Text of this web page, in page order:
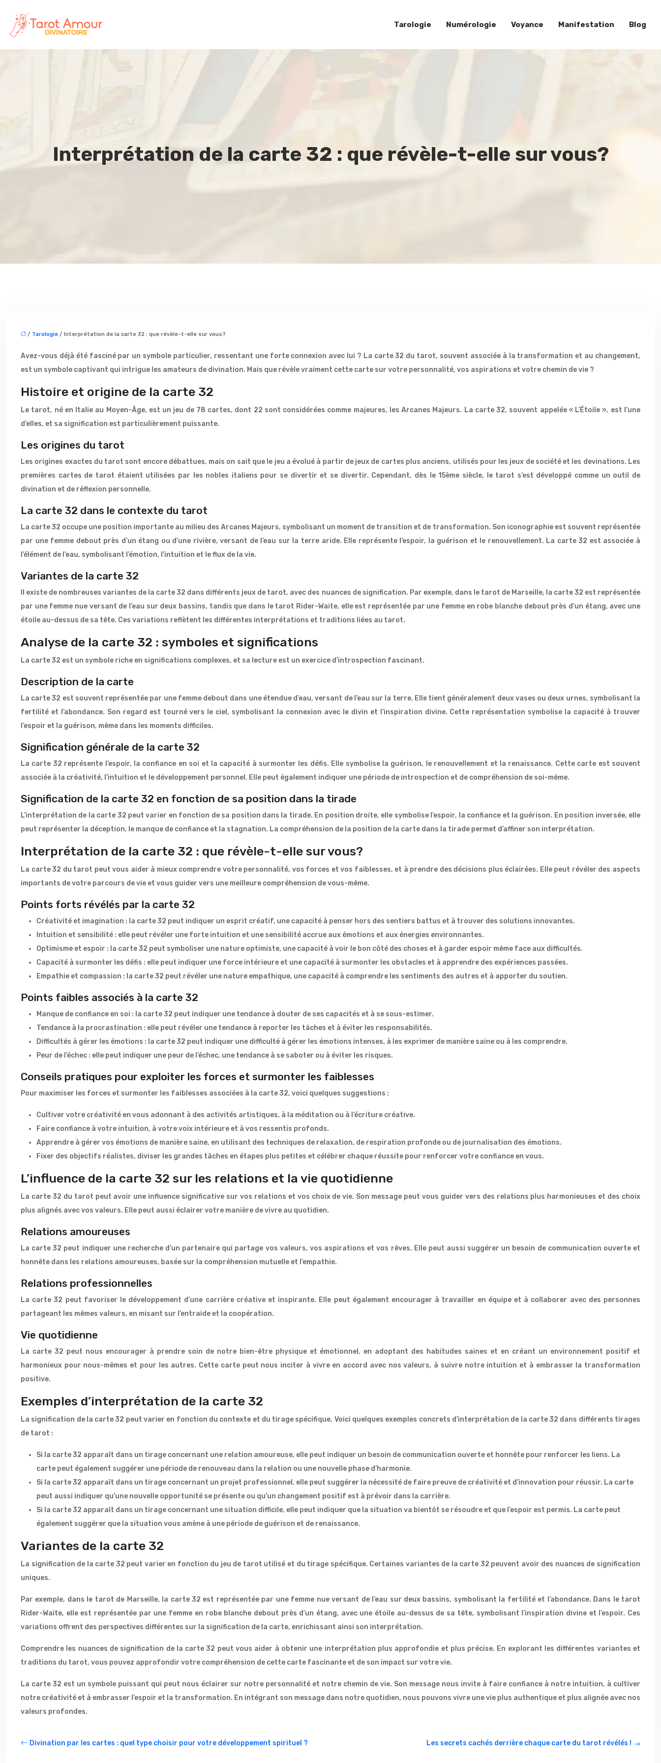
Tarologie Numérologie Voyance Manifestation Blog
Interprétation de la carte 32 : que révèle-t-elle sur vous?
/ Tarologie / Interprétation de la carte 32 : que révèle-t-elle sur vous?
Avez-vous déjà été fasciné par un symbole particulier, ressentant une forte connexion avec lui ? La carte 32 du tarot, souvent associée à la transformation et au changement,
est un symbole captivant qui intrigue les amateurs de divination. Mais que révèle vraiment cette carte sur votre personnalité, vos aspirations et votre chemin de vie ?
Histoire et origine de la carte 32
Le tarot, né en Italie au Moyen-Âge, est un jeu de 78 cartes, dont 22 sont considérées comme majeures, les Arcanes Majeurs. La carte 32, souvent appelée « L’Étoile », est l’une
d’elles, et sa signification est particulièrement puissante.
Les origines du tarot
Les origines exactes du tarot sont encore débattues, mais on sait que le jeu a évolué à partir de jeux de cartes plus anciens, utilisés pour les jeux de société et les devinations. Les
premières cartes de tarot étaient utilisées par les nobles italiens pour se divertir et se divertir. Cependant, dès le 15ème siècle, le tarot s’est développé comme un outil de
divination et de réflexion personnelle.
La carte 32 dans le contexte du tarot
La carte 32 occupe une position importante au milieu des Arcanes Majeurs, symbolisant un moment de transition et de transformation. Son iconographie est souvent représentée
par une femme debout près d’un étang ou d’une rivière, versant de l’eau sur la terre aride. Elle représente l’espoir, la guérison et le renouvellement. La carte 32 est associée à
l’élément de l’eau, symbolisant l’émotion, l’intuition et le flux de la vie.
Variantes de la carte 32
Il existe de nombreuses variantes de la carte 32 dans différents jeux de tarot, avec des nuances de signification. Par exemple, dans le tarot de Marseille, la carte 32 est représentée
par une femme nue versant de l’eau sur deux bassins, tandis que dans le tarot Rider-Waite, elle est représentée par une femme en robe blanche debout près d’un étang, avec une
étoile au-dessus de sa tête. Ces variations reflètent les différentes interprétations et traditions liées au tarot.
Analyse de la carte 32 : symboles et significations
La carte 32 est un symbole riche en significations complexes, et sa lecture est un exercice d’introspection fascinant.
Description de la carte
La carte 32 est souvent représentée par une femme debout dans une étendue d’eau, versant de l’eau sur la terre. Elle tient généralement deux vases ou deux urnes, symbolisant la
fertilité et l’abondance. Son regard est tourné vers le ciel, symbolisant la connexion avec le divin et l’inspiration divine. Cette représentation symbolise la capacité à trouver
l’espoir et la guérison, même dans les moments difficiles.
Signification générale de la carte 32
La carte 32 représente l’espoir, la confiance en soi et la capacité à surmonter les défis. Elle symbolise la guérison, le renouvellement et la renaissance. Cette carte est souvent
associée à la créativité, l’intuition et le développement personnel. Elle peut également indiquer une période de introspection et de compréhension de soi-même.
Signification de la carte 32 en fonction de sa position dans la tirade
L’interprétation de la carte 32 peut varier en fonction de sa position dans la tirade. En position droite, elle symbolise l’espoir, la confiance et la guérison. En position inversée, elle
peut représenter la déception, le manque de confiance et la stagnation. La compréhension de la position de la carte dans la tirade permet d’affiner son interprétation.
Interprétation de la carte 32 : que révèle-t-elle sur vous?
La carte 32 du tarot peut vous aider à mieux comprendre votre personnalité, vos forces et vos faiblesses, et à prendre des décisions plus éclairées. Elle peut révéler des aspects
importants de votre parcours de vie et vous guider vers une meilleure compréhension de vous-même.
Points forts révélés par la carte 32
Créativité et imagination : la carte 32 peut indiquer un esprit créatif, une capacité à penser hors des sentiers battus et à trouver des solutions innovantes.
Intuition et sensibilité : elle peut révéler une forte intuition et une sensibilité accrue aux émotions et aux énergies environnantes.
Optimisme et espoir : la carte 32 peut symboliser une nature optimiste, une capacité à voir le bon côté des choses et à garder espoir même face aux difficultés.
Capacité à surmonter les défis : elle peut indiquer une force intérieure et une capacité à surmonter les obstacles et à apprendre des expériences passées.
Empathie et compassion : la carte 32 peut révéler une nature empathique, une capacité à comprendre les sentiments des autres et à apporter du soutien.
Points faibles associés à la carte 32
Manque de confiance en soi : la carte 32 peut indiquer une tendance à douter de ses capacités et à se sous-estimer.
Tendance à la procrastination : elle peut révéler une tendance à reporter les tâches et à éviter les responsabilités.
Difficultés à gérer les émotions : la carte 32 peut indiquer une difficulté à gérer les émotions intenses, à les exprimer de manière saine ou à les comprendre.
Peur de l’échec : elle peut indiquer une peur de l’échec, une tendance à se saboter ou à éviter les risques.
Conseils pratiques pour exploiter les forces et surmonter les faiblesses
Pour maximiser les forces et surmonter les faiblesses associées à la carte 32, voici quelques suggestions :
Cultiver votre créativité en vous adonnant à des activités artistiques, à la méditation ou à l’écriture créative.
Faire confiance à votre intuition, à votre voix intérieure et à vos ressentis profonds.
Apprendre à gérer vos émotions de manière saine, en utilisant des techniques de relaxation, de respiration profonde ou de journalisation des émotions.
Fixer des objectifs réalistes, diviser les grandes tâches en étapes plus petites et célébrer chaque réussite pour renforcer votre confiance en vous.
L’influence de la carte 32 sur les relations et la vie quotidienne
La carte 32 du tarot peut avoir une influence significative sur vos relations et vos choix de vie. Son message peut vous guider vers des relations plus harmonieuses et des choix
plus alignés avec vos valeurs. Elle peut aussi éclairer votre manière de vivre au quotidien.
Relations amoureuses
La carte 32 peut indiquer une recherche d’un partenaire qui partage vos valeurs, vos aspirations et vos rêves. Elle peut aussi suggérer un besoin de communication ouverte et
honnête dans les relations amoureuses, basée sur la compréhension mutuelle et l’empathie.
Relations professionnelles
La carte 32 peut favoriser le développement d’une carrière créative et inspirante. Elle peut également encourager à travailler en équipe et à collaborer avec des personnes
partageant les mêmes valeurs, en misant sur l’entraide et la coopération.
Vie quotidienne
La carte 32 peut nous encourager à prendre soin de notre bien-être physique et émotionnel, en adoptant des habitudes saines et en créant un environnement positif et
harmonieux pour nous-mêmes et pour les autres. Cette carte peut nous inciter à vivre en accord avec nos valeurs, à suivre notre intuition et à embrasser la transformation
positive.
Exemples d’interprétation de la carte 32
La signification de la carte 32 peut varier en fonction du contexte et du tirage spécifique. Voici quelques exemples concrets d’interprétation de la carte 32 dans différents tirages
de tarot :
Si la carte 32 apparaît dans un tirage concernant une relation amoureuse, elle peut indiquer un besoin de communication ouverte et honnête pour renforcer les liens. La
carte peut également suggérer une période de renouveau dans la relation ou une nouvelle phase d’harmonie.
Si la carte 32 apparaît dans un tirage concernant un projet professionnel, elle peut suggérer la nécessité de faire preuve de créativité et d’innovation pour réussir. La carte
peut aussi indiquer qu’une nouvelle opportunité se présente ou qu’un changement positif est à prévoir dans la carrière.
Si la carte 32 apparaît dans un tirage concernant une situation difficile, elle peut indiquer que la situation va bientôt se résoudre et que l’espoir est permis. La carte peut
également suggérer que la situation vous amène à une période de guérison et de renaissance.
Variantes de la carte 32
La signification de la carte 32 peut varier en fonction du jeu de tarot utilisé et du tirage spécifique. Certaines variantes de la carte 32 peuvent avoir des nuances de signification
uniques.
Par exemple, dans le tarot de Marseille, la carte 32 est représentée par une femme nue versant de l’eau sur deux bassins, symbolisant la fertilité et l’abondance. Dans le tarot
Rider-Waite, elle est représentée par une femme en robe blanche debout près d’un étang, avec une étoile au-dessus de sa tête, symbolisant l’inspiration divine et l’espoir. Ces
variations offrent des perspectives différentes sur la signification de la carte, enrichissant ainsi son interprétation.
Comprendre les nuances de signification de la carte 32 peut vous aider à obtenir une interprétation plus approfondie et plus précise. En explorant les différentes variantes et
traditions du tarot, vous pouvez approfondir votre compréhension de cette carte fascinante et de son impact sur votre vie.
La carte 32 est un symbole puissant qui peut nous éclairer sur notre personnalité et notre chemin de vie. Son message nous invite à faire confiance à notre intuition, à cultiver
notre créativité et à embrasser l’espoir et la transformation. En intégrant son message dans notre quotidien, nous pouvons vivre une vie plus authentique et plus alignée avec nos
valeurs profondes.
Divination par les cartes : quel type choisir pour votre développement spirituel ? Les secrets cachés derrière chaque carte du tarot révélés !